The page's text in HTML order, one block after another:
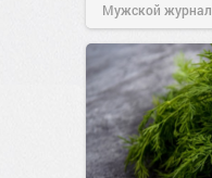
Мужской журнал